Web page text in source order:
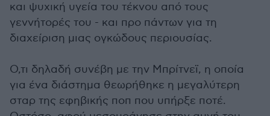
και ψυχική υγεία του τέκνου από τους
γεννήτορές του - και προ πάντων για τη
διαχείριση μιας ογκώδους περιουσίας.
Ο,τι δηλαδή συνέβη με την Μπρίτνεϊ, η οποία
για ένα διάστημα θεωρήθηκε η μεγαλύτερη
σταρ της εφηβικής ποπ που υπήρξε ποτέ.